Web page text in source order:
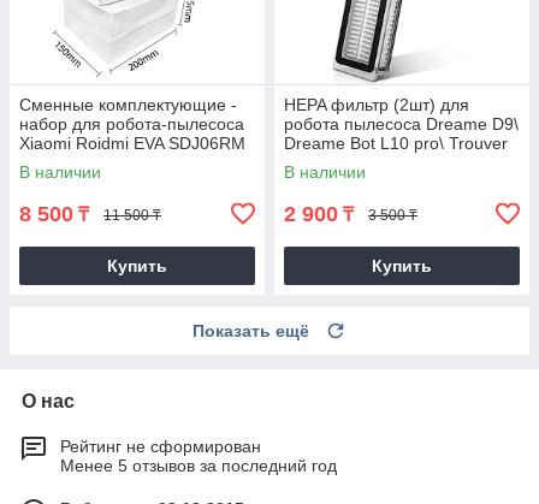
Сменные комплектующие -
набор для робота-пылесоса
Xiaomi Roidmi EVA SDJ06RM
В наличии
8 500 ₸ 11 500 ₸
Купить
HEPA фильтр (2шт) для
робота пылесоса Dreame D9\
Dreame Bot L10 pro\ Trouver
LDS\ Dreame D10S pro\F9 pro
В наличии
2 900 ₸ 3 500 ₸
Купить
Показать ещё
О нас
Рейтинг не сформирован
Менее 5 отзывов за последний год